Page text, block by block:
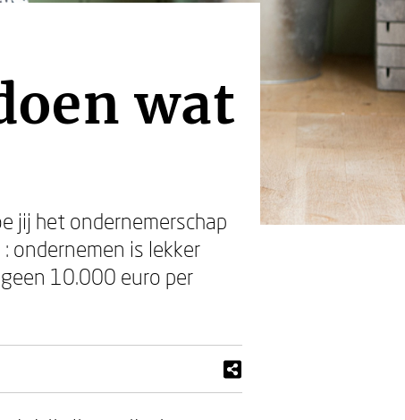
wat
jij het ondernemerschap
ondernemen is lekker
10.000 euro per